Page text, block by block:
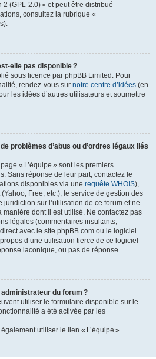
(GPL-2.0) » et peut être distribué
consultez la rubrique «
elle pas disponible ?
sous licence par phpBB Limited. Pour
rendez-vous sur notre centre d’idées (en
les idées d’autres utilisateurs et soumettre
problèmes d’abus ou d’ordres légaux liés
« L’équipe » sont les premiers
Sans réponse de leur part, contactez le
disponibles via une requête WHOIS),
(Yahoo, Free, etc.), le service de gestion des
juridiction sur l’utilisation de ce forum et ne
dont il est utilisé. Ne contactez pas
légales (commentaires insultants,
avec le site phpBB.com ou le logiciel
d’une utilisation tierce de ce logiciel
laconique, ou pas de réponse.
du forum ?
utiliser le formulaire disponible sur le
a été activée par les
utiliser le lien « L’équipe ».